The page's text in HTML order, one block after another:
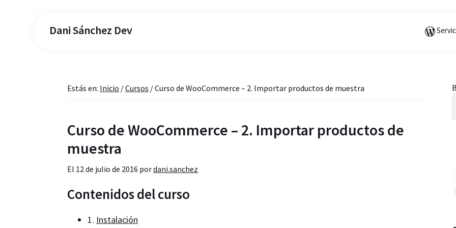
Dani Sánchez Dev
Estás en: Inicio /Cursos /Curso de WooCommerce – 2. Importar productos de muestra
Curso de WooCommerce – 2. Importar productos de
muestra
El 12 de julio de 2016 pordani.sanchez
Contenidos del curso
1. Instalación